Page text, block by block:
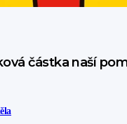
částka naší